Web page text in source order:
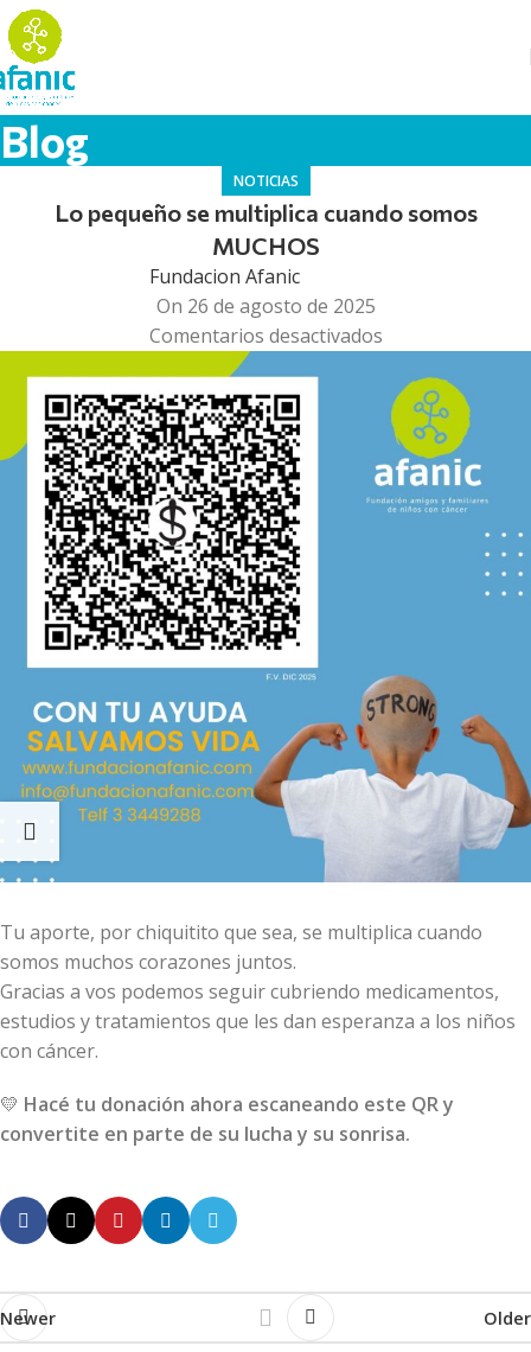
Blog
NOTICIAS
Lo pequeño se multiplica cuando somos
MUCHOS
Fundacion Afanic
On 26 de agosto de 2025
Comentarios desactivados
Tu aporte, por chiquitito que sea, se multiplica cuando
somos muchos corazones juntos.
Gracias a vos podemos seguir cubriendo medicamentos,
estudios y tratamientos que les dan esperanza a los niños
con cáncer.
💛 Hacé tu donación ahora escaneando este QR y
convertite en parte de su lucha y su sonrisa.
Newer Older